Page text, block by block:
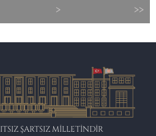
> >>
ŞARTSIZ MİLLETİNDİR